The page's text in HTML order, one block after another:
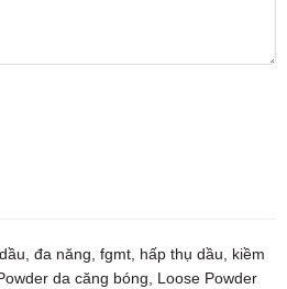
, đa năng, fgmt, hấp thụ dầu, kiềm
da căng bóng, Loose Powder